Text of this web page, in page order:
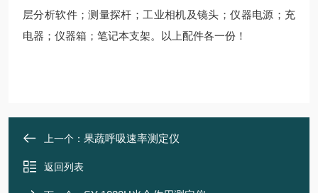
层分析软件；测量探杆；工业相机及镜头；仪器电源；充
电器；仪器箱；笔记本支架。以上配件各一份！
上一个： 果蔬呼吸速率测定仪
返回列表